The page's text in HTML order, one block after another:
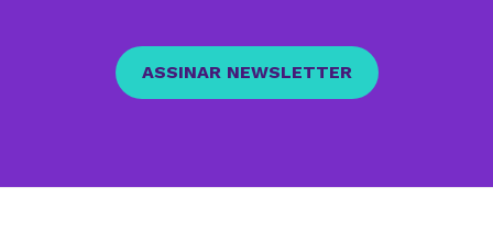
ASSINAR NEWSLETTER